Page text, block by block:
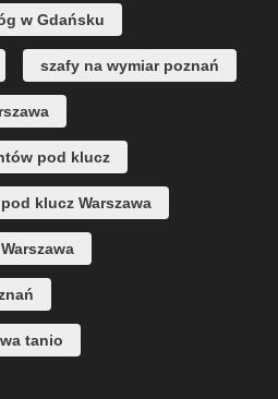
w Gdańsku
szafy na wymiar poznań
pod klucz
klucz Warszawa
tanio